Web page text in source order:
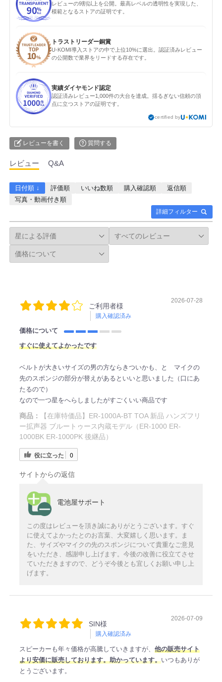
レビューの9割以上を公開。最高レベルの透明性を実現した、
模範となるストアの証明です。
トラストリーダー銅賞
U-KOMI導入ストアの中で上位10%に選出。認証済みレビュー
の公開数で業界をリードする存在です。
実績ダイヤモンド認定
認証済みレビュー1,000件の大台を達成。揺るぎない信頼の頂
点に立つストアの証明です。
certified by
レビューを書く 質問する
レビュー Q&A
詳細フィルター
日付順 ↓ 評価順 いいね数順 購入確認順
返信順
写真・動画付き順
ご利用者様
購入確認済み
2026-07-28
価格について
すぐに使えてよかったです
ベルトが大きいサイズの男の方ならきついかも、と マイクの
先のスポンジの部分が替えがあるといいと思いました（口にあ
たるので）
なので一つ星をへらしましたがすごくいい商品です
商品：
【在庫特価品】ER-1000A-BT TOA 新品 ハンズフリ
ー拡声器 ブルートゥース内蔵モデル（ER-1000 ER-
1000BK ER-1000PK 後継品）
役に立った 0
サイトからの返信
電池屋サポート
この度はレビューを頂き誠にありがとうございます。すぐ
に使えてよかったとのお言葉、大変嬉しく思います。ま
た、サイズやマイクの先のスポンジについて貴重なご意見
をいただき、感謝申し上げます。今後の改善に役立てさせ
ていただきますので、どうぞ今後とも宜しくお願い申し上
げます。
SIN様
購入確認済み
2026-07-09
スピーカーも年々価格が高騰していきますが、 他の販売サイト
より安価に販売しております。助かっています。いつもありが
とうございます。